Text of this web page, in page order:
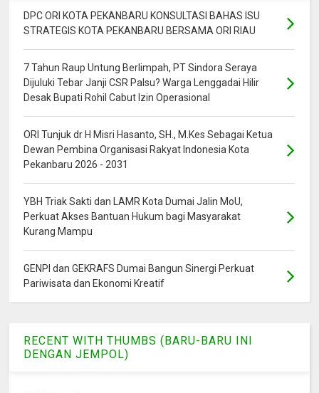
DPC ORI KOTA PEKANBARU KONSULTASI BAHAS ISU
STRATEGIS KOTA PEKANBARU BERSAMA ORI RIAU
7 Tahun Raup Untung Berlimpah, PT Sindora Seraya
Dijuluki Tebar Janji CSR Palsu? Warga Lenggadai Hilir
Desak Bupati Rohil Cabut Izin Operasional
ORI Tunjuk dr H Misri Hasanto, SH., M.Kes Sebagai Ketua
Dewan Pembina Organisasi Rakyat Indonesia Kota
Pekanbaru 2026 - 2031
YBH Triak Sakti dan LAMR Kota Dumai Jalin MoU,
Perkuat Akses Bantuan Hukum bagi Masyarakat
Kurang Mampu
GENPI dan GEKRAFS Dumai Bangun Sinergi Perkuat
Pariwisata dan Ekonomi Kreatif
RECENT WITH THUMBS (BARU-BARU INI
DENGAN JEMPOL)